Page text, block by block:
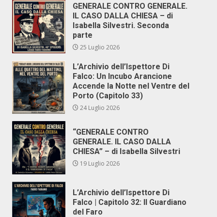
GENERALE CONTRO GENERALE.
IL CASO DALLA CHIESA – di
Isabella Silvestri. Seconda
parte
25 Luglio 2026
L’Archivio dell’Ispettore Di
Falco: Un Incubo Arancione
Accende la Notte nel Ventre del
Porto (Capitolo 33)
24 Luglio 2026
“GENERALE CONTRO
GENERALE. IL CASO DALLA
CHIESA” – di Isabella Silvestri
19 Luglio 2026
L’Archivio dell’Ispettore Di
Falco | Capitolo 32: Il Guardiano
del Faro